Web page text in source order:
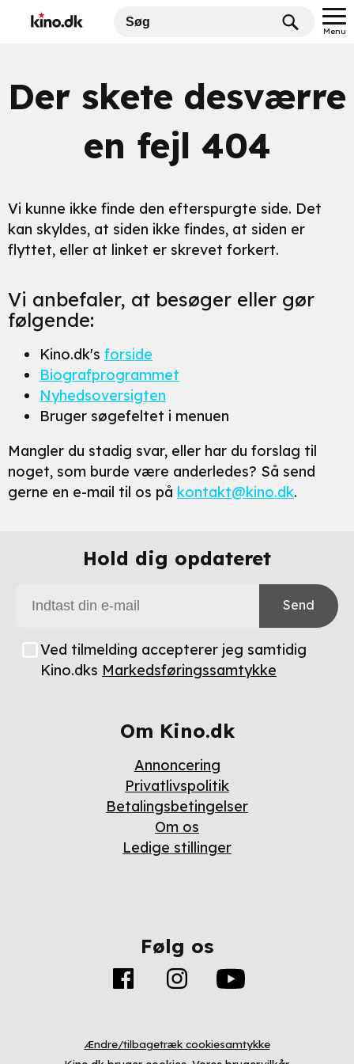
Menu
Der skete desværre
en fejl 404
Vi kunne ikke finde den efterspurgte side. Det
kan skyldes, at siden ikke findes, at siden er
flyttet, eller at linket er skrevet forkert.
Vi anbefaler, at besøger eller gør
følgende:
Kino.dk's forside
Biografprogrammet
Nyhedsoversigten
Bruger søgefeltet i menuen
Mangler du stadig svar, eller har du forslag til
noget, som burde være anderledes? Så send
gerne en e-mail til os på kontakt@kino.dk.
Hold dig opdateret
Send
Ved tilmelding accepterer jeg samtidig
Kino.dks Markedsføringssamtykke
Om Kino.dk
Annoncering
Privatlivspolitik
Betalingsbetingelser
Om os
Ledige stillinger
Følg os
Ændre/tilbagetræk cookiesamtykke